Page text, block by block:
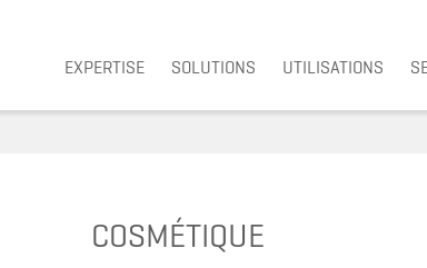
EXPERTISE SOLUTIONS UTILISATIONS
COSMÉTIQUE